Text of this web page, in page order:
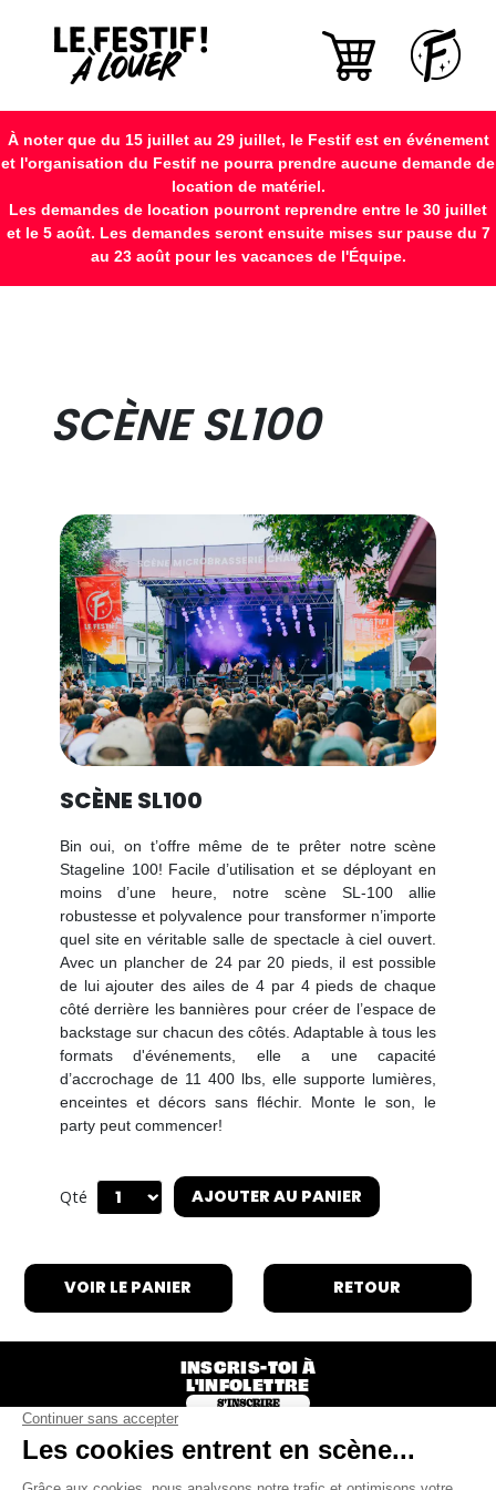
À noter que du 15 juillet au 29 juillet, le Festif est en événement
et l'organisation du Festif ne pourra prendre aucune demande de
location de matériel.
Les demandes de location pourront reprendre entre le 30 juillet
et le 5 août. Les demandes seront ensuite mises sur pause du 7
au 23 août pour les vacances de l'Équipe.
SCÈNE SL100
SCÈNE SL100
Bin oui, on t’offre même de te prêter notre scène
Stageline 100! Facile d’utilisation et se déployant en
moins d’une heure, notre scène SL-100 allie
robustesse et polyvalence pour transformer n’importe
quel site en véritable salle de spectacle à ciel ouvert.
Avec un plancher de 24 par 20 pieds, il est possible
de lui ajouter des ailes de 4 par 4 pieds de chaque
côté derrière les bannières pour créer de l’espace de
backstage sur chacun des côtés. Adaptable à tous les
formats d'événements, elle a une capacité
d’accrochage de 11 400 lbs, elle supporte lumières,
enceintes et décors sans fléchir. Monte le son, le
party peut commencer!
Qté AJOUTER AU PANIER
VOIR LE PANIER RETOUR
INSCRIS-TOI À
L'INFOLETTRE
S'INSCRIRE